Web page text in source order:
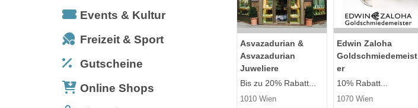
Events & Kultur
Freizeit & Sport
Gutscheine
Online Shops
Asvazadurian &
Asvazadurian
Juweliere
Bis zu 20% Rabatt...
1010 Wien
Edwin Zaloha
Goldschmiedemeist
er
10% Rabatt...
1070 Wien